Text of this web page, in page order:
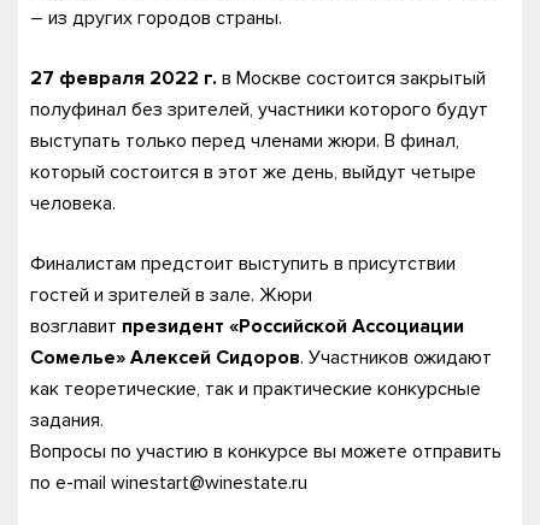
– из других городов страны.
27 февраля 2022 г. в Москве состоится закрытый
полуфинал без зрителей, участники которого будут
выступать только перед членами жюри. В финал,
который состоится в этот же день, выйдут четыре
человека.
Финалистам предстоит выступить в присутствии
гостей и зрителей в зале. Жюри
возглавит президент «Российской Ассоциации
Сомелье» Алексей Сидоров. Участников ожидают
как теоретические, так и практические конкурсные
задания.
Вопросы по участию в конкурсе вы можете отправить
по e-mail winestart@winestate.ru